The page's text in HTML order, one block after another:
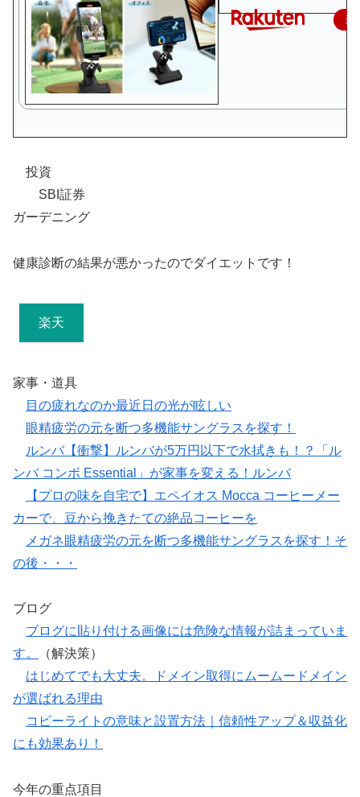
楽
投資
SBI証券
ガーデニング
健康診断の結果が悪かったのでダイエットです！
楽天
家事・道具
目の疲れなのか最近日の光が眩しい
眼精疲労の元を断つ多機能サングラスを探す！
ルンバ【衝撃】ルンバが5万円以下で水拭きも！？「ル
ンバ コンボ Essential」が家事を変える！ルンバ
【プロの味を自宅で】エペイオス Mocca コーヒーメー
カーで、豆から挽きたての絶品コーヒーを
メガネ眼精疲労の元を断つ多機能サングラスを探す！そ
の後・・・
ブログ
ブログに貼り付ける画像には危険な情報が詰まっていま
す。
（解決策）
はじめてでも大丈夫。ドメイン取得にムームードメイン
が選ばれる理由
コピーライトの意味と設置方法｜信頼性アップ＆収益化
にも効果あり！
今年の重点項目